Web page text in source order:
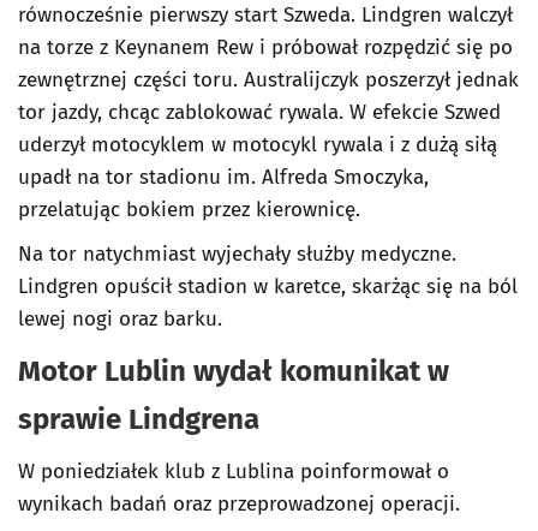
równocześnie pierwszy start Szweda. Lindgren walczył
na torze z Keynanem Rew i próbował rozpędzić się po
zewnętrznej części toru. Australijczyk poszerzył jednak
tor jazdy, chcąc zablokować rywala. W efekcie Szwed
uderzył motocyklem w motocykl rywala i z dużą siłą
upadł na tor stadionu im. Alfreda Smoczyka,
przelatując bokiem przez kierownicę.
Na tor natychmiast wyjechały służby medyczne.
Lindgren opuścił stadion w karetce, skarżąc się na ból
lewej nogi oraz barku.
Motor Lublin wydał komunikat w
sprawie Lindgrena
W poniedziałek klub z Lublina poinformował o
wynikach badań oraz przeprowadzonej operacji.